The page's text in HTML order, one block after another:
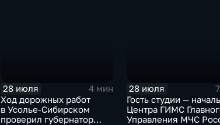
28 июля
4 мин
Ход дорожных работ
в Усолье-Сибирском
проверил губернатор
28 июля
Гость студии —
Центра ГИМС
Управления МЧС